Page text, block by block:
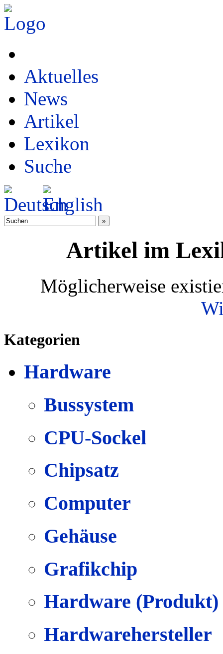
Aktuelles
News
Artikel
Lexikon
Suche
Artikel im
Möglicherweise
Kategorien
Hardware
Bussystem
CPU-Sockel
Chipsatz
Computer
Gehäuse
Grafikchip
Hardware (Produkt)
Hardwarehersteller